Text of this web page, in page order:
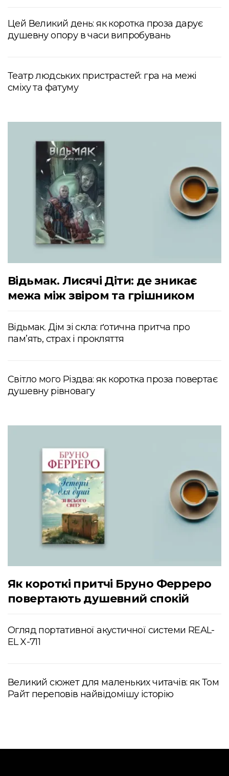
Цей Великий день: як коротка проза дарує
душевну опору в часи випробувань
Театр людських пристрастей: гра на межі
сміху та фатуму
Відьмак. Лисячі Діти: де зникає
межа між звіром та грішником
Відьмак. Дім зі скла: ґотична притча про
пам’ять, страх і прокляття
Світло мого Різдва: як коротка проза повертає
душевну рівновагу
Як короткі притчі Бруно Ферреро
повертають душевний спокій
Огляд портативної акустичної системи REAL-
EL X-711
Великий сюжет для маленьких читачів: як Том
Райт переповів найвідомішу історію